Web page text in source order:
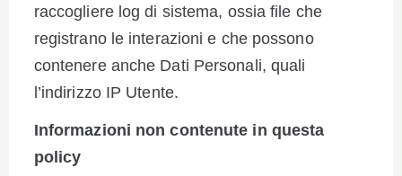
raccogliere log di sistema, ossia file che
registrano le interazioni e che possono
contenere anche Dati Personali, quali
l’indirizzo IP Utente.
Informazioni non contenute in questa
policy